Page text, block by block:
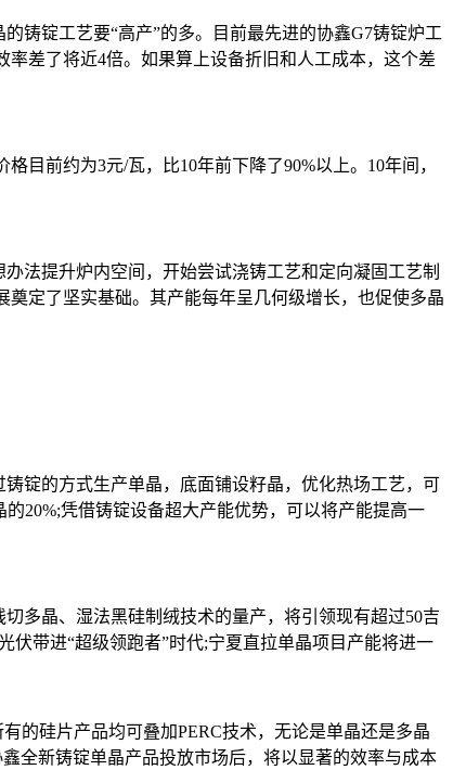
铸锭工艺要“高产”的多。目前最先进的协鑫G7铸锭炉工
率差了将近4倍。如果算上设备折旧和人工成本，这个差
目前约为3元/瓦，比10年前下降了90%以上。10年间，
法提升炉内空间，开始尝试浇铸工艺和定向凝固工艺制
定了坚实基础。其产能每年呈几何级增长，也促使多晶
锭的方式生产单晶，底面铺设籽晶，优化热场工艺，可
20%;凭借铸锭设备超大产能优势，可以将产能提高一
多晶、湿法黑硅制绒技术的量产，将引领现有超过50吉
伏带进“超级领跑者”时代;宁夏直拉单晶项目产能将进一
的硅片产品均可叠加PERC技术，无论是单晶还是多晶
全新铸锭单晶产品投放市场后，将以显著的效率与成本